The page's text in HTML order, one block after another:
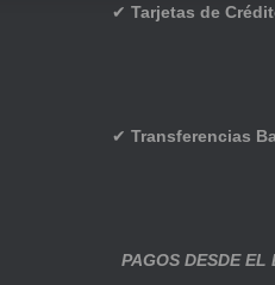
✔ Tarjetas de
✔ Transferencias
PAGOS DESDE EL